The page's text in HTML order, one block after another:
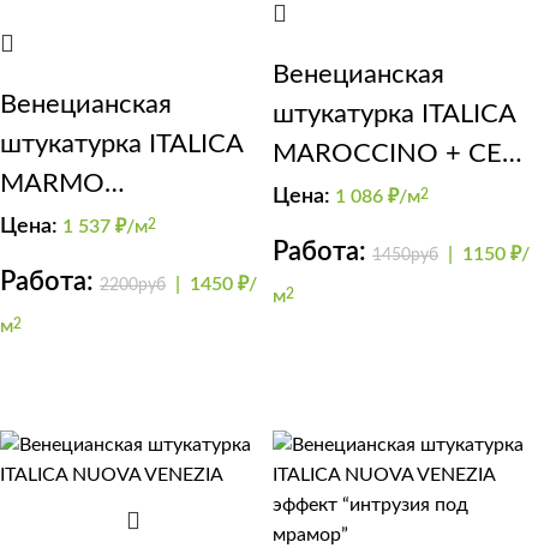
Венецианская
штукатурка ITALICA
MARMO
TRAVERTINO 500 +
Цена: 1 537 ₽/м2
Работа: 2200руб 1450 ₽/
м2
Венецианская
штукатурка ITALICA
MAROCCINO + CERA
PERLA
Цена: 1 086 ₽/м2
Работа: 1450руб 1150 ₽/
м2